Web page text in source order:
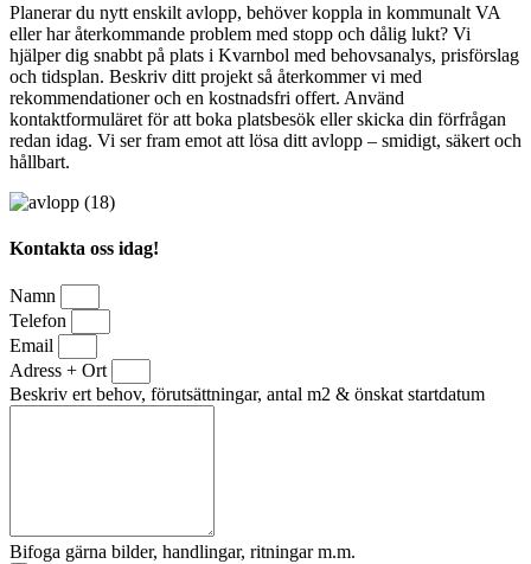
Planerar du nytt enskilt avlopp, behöver koppla in kommunalt VA
eller har återkommande problem med stopp och dålig lukt? Vi
hjälper dig snabbt på plats i Kvarnbol med behovsanalys, prisförslag
och tidsplan. Beskriv ditt projekt så återkommer vi med
rekommendationer och en kostnadsfri offert. Använd
kontaktformuläret för att boka platsbesök eller skicka din förfrågan
redan idag. Vi ser fram emot att lösa ditt avlopp – smidigt, säkert och
hållbart.
Kontakta oss idag!
Namn
Telefon
Email
Adress + Ort
Beskriv ert behov, förutsättningar, antal m2 & önskat startdatum
Bifoga gärna bilder, handlingar, ritningar m.m.